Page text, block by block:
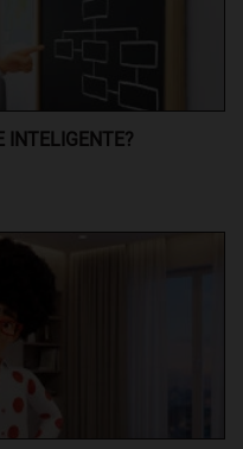
INTELIGENTE?